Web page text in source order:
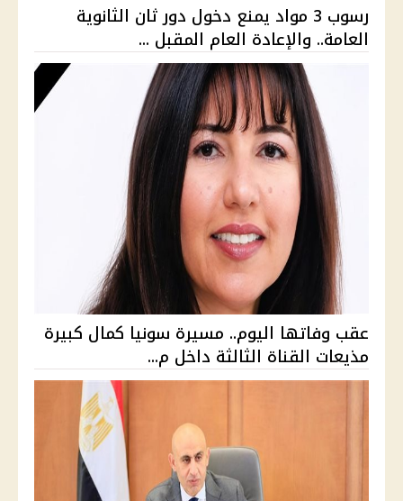
رسوب 3 مواد يمنع دخول دور ثان الثانوية
العامة.. والإعادة العام المقبل ...
عقب وفاتها اليوم.. مسيرة سونيا كمال كبيرة
مذيعات القناة الثالثة داخل م...